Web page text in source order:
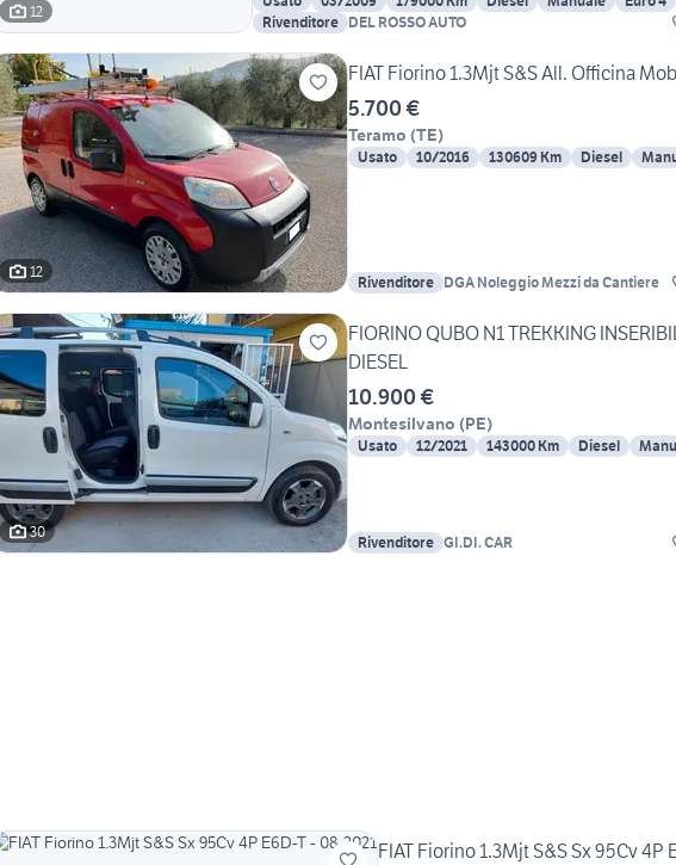
12
Rivenditore DEL ROSSO AUTO
12
FIAT Fiorino 1.3Mjt S&S All. Officina
5.700 €
Teramo (TE)
Usato 10/2016 130609 Km Diesel
Rivenditore DGA Noleggio Mezzi da Cantiere
30
FIORINO QUBO N1 TREKKING
DIESEL
10.900 €
Montesilvano (PE)
Usato 12/2021 143000 Km Diesel
Rivenditore GI.DI. CAR
FIAT Fiorino 1.3Mjt S&S Sx 95Cv 4P